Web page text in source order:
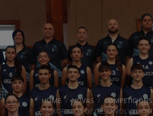
HOME NOVAS
XORNADA DE